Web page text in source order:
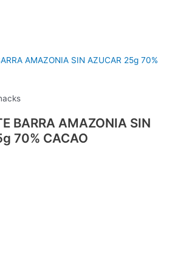
BARRA AMAZONIA SIN
70% CACAO